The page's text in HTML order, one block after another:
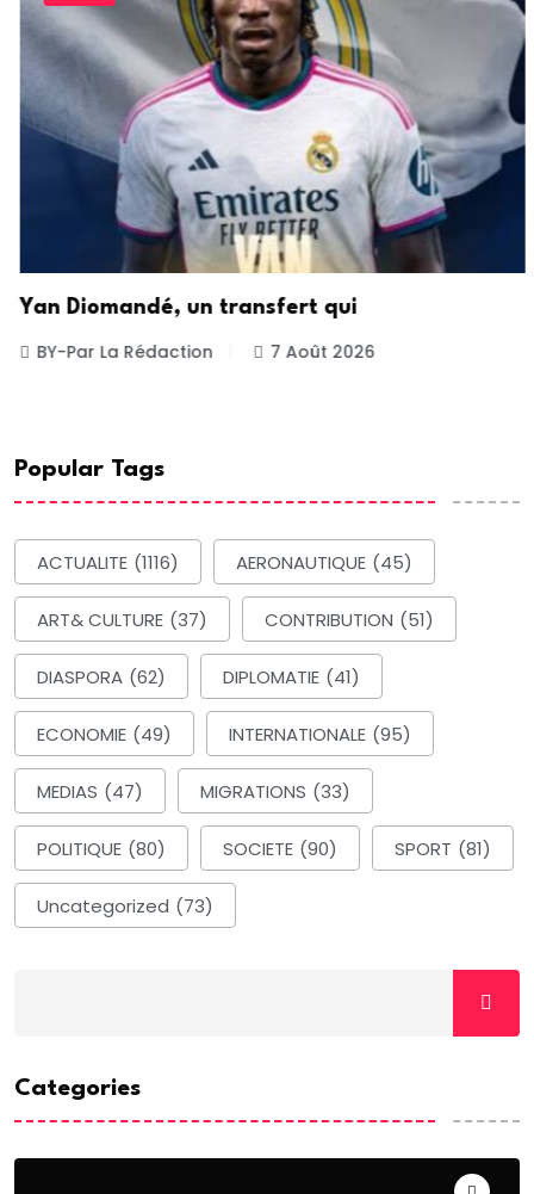
Yan Diomandé, un transfert qui
BY-Par La Rédaction 7 Août 2026
Popular Tags
ACTUALITE (1116) AERONAUTIQUE (45)
ART& CULTURE (37) CONTRIBUTION (51)
DIASPORA (62) DIPLOMATIE (41)
ECONOMIE (49) INTERNATIONALE (95)
MEDIAS (47) MIGRATIONS (33)
POLITIQUE (80) SOCIETE (90) SPORT (81)
Uncategorized (73)
Categories